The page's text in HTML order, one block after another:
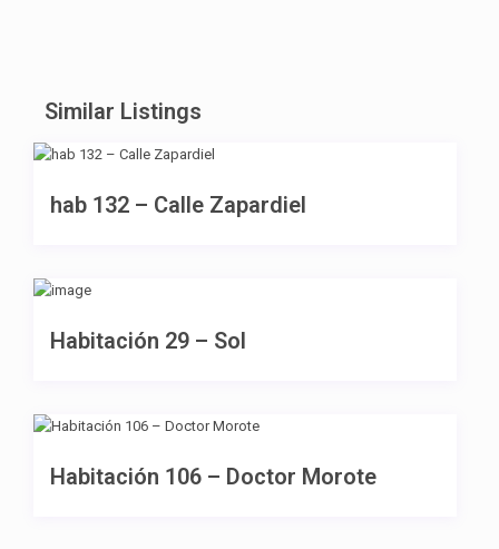
Similar Listings
355 €
hab 132 – Calle Zapardiel
Habitación 29 – Sol
Habitación 106 – Doctor Morote